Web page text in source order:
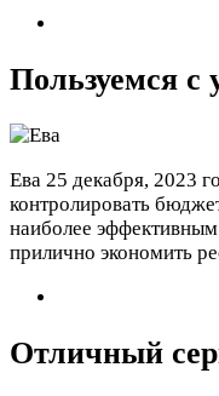
Пользуемся с
Ева 25 декабря, 2023
контролировать
наиболее
прилично экономить
Отличный